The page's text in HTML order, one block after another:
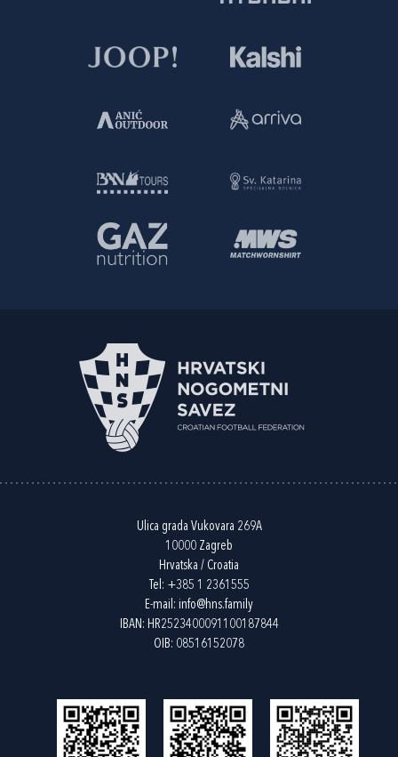
Ulica grada Vukovara 269A
10000 Zagreb
Hrvatska / Croatia
Tel: +385 1 2361555
E-mail: info@hns.family
IBAN: HR2523400091100187844
OIB: 08516152078